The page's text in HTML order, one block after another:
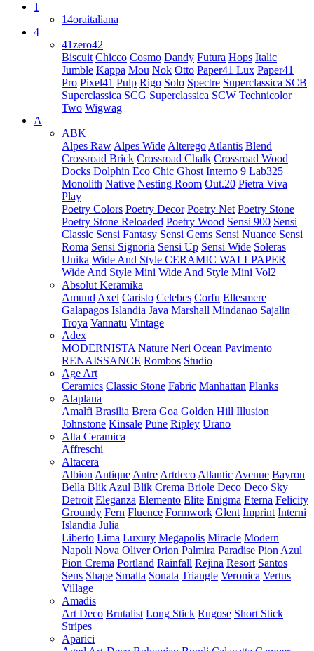
1
14oraitaliana
4
41zero42
Biscuit Chicco Cosmo Dandy Futura Hops Italic
Jumble Kappa Mou Nok Otto Paper41 Lux Paper41
Pro Pixel41 Pulp Rigo Solo Spectre Superclassica SCB
Superclassica SCG Superclassica SCW Technicolor
Two Wigwag
A
ABK
Alpes Raw Alpes Wide Alterego Atlantis Blend
Crossroad Brick Crossroad Chalk Crossroad Wood
Docks Dolphin Eco Chic Ghost Interno 9 Lab325
Monolith Native Nesting Room Out.20 Pietra Viva
Play
Poetry Colors Poetry Decor Poetry Net Poetry Stone
Poetry Stone Reloaded Poetry Wood Sensi 900 Sensi
Classic Sensi Fantasy Sensi Gems Sensi Nuance Sensi
Roma Sensi Signoria Sensi Up Sensi Wide Soleras
Unika Wide And Style CERAMIC WALLPAPER
Wide And Style Mini Wide And Style Mini Vol2
Absolut Keramika
Amund Axel Caristo Celebes Corfu Ellesmere
Galapagos Islandia Java Marshall Mindanao Sajalin
Troya Vannatu Vintage
Adex
MODERNISTA Nature Neri Ocean Pavimento
RENAISSANCE Rombos Studio
Age Art
Ceramics Classic Stone Fabric Manhattan Planks
Alaplana
Amalfi Brasilia Brera Goa Golden Hill Illusion
Johnstone Kinsale Pune Ripley Urano
Alta Ceramica
Affreschi
Altacera
Albion Antique Antre Artdeco Atlantic Avenue Bayron
Bella Blik Azul Blik Crema Briole Deco Deco Sky
Detroit Eleganza Elemento Elite Enigma Eterna Felicity
Groundy Fern Fluence Formwork Glent Imprint Interni
Islandia Julia
Liberto Lima Luxury Megapolis Miracle Modern
Napoli Nova Oliver Orion Palmira Paradise Pion Azul
Pion Crema Portland Rainfall Rejina Resort Santos
Sens Shape Smalta Sonata Triangle Veronica Vertus
Village
Amadis
Art Deco Brutalist Long Stick Rugose Short Stick
Stripes
Aparici